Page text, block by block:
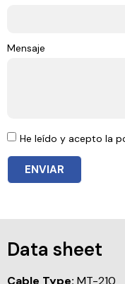
Mensaje
He leído y acepto la
ENVIAR
Data sheet